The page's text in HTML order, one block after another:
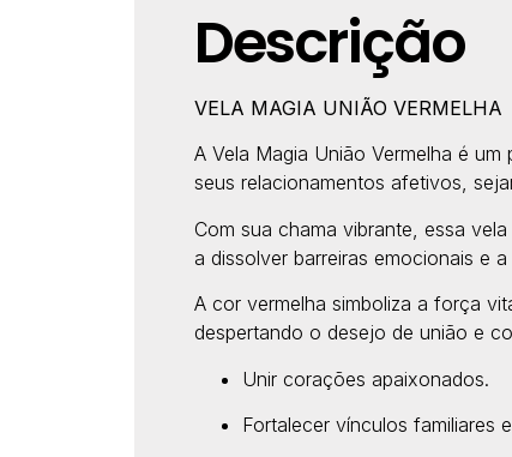
Descrição
VELA MAGIA UNIÃO VERMELHA
A Vela Magia União Vermelha é
seus relacionamentos afetivos,
Com sua chama vibrante, essa
a dissolver barreiras emocionais e
A cor vermelha simboliza a força
despertando o desejo de união e
Unir corações apaixonados.
Fortalecer vínculos familiares